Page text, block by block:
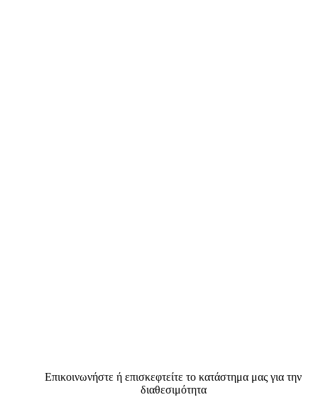
Επικοινωνήστε ή επισκεφτείτε το κατάστημα μας για την
διαθεσιμότητα